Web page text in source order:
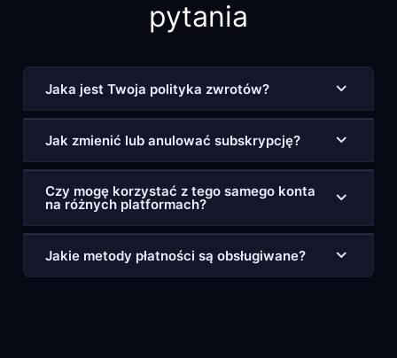
pytania
Jaka jest Twoja polityka zwrotów?
Jak zmienić lub anulować subskrypcję?
Czy mogę korzystać z tego samego konta
na różnych platformach?
Jakie metody płatności są obsługiwane?